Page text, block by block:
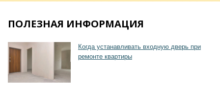
ПОЛЕЗНАЯ ИНФОРМАЦИЯ
Когда устанавливать входную дверь при
ремонте квартиры